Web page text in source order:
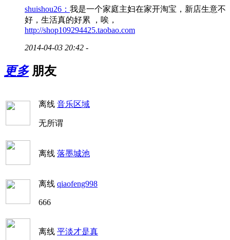
shuishou26： 我是一个家庭主妇在家开淘宝，新店生意不
好，生活真的好累 ，唉，
http://shop109294425.taobao.com
2014-04-03 20:42 -
更多 朋友
离线 音乐区域
无所谓
离线 落墨城池
离线 qiaofeng998
666
离线 平淡才是真